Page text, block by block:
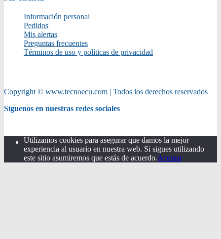
Información personal
Pedidos
Mis alertas
Preguntas frecuentes
Términos de uso y políticas de privacidad
Copyright © www.tecnoecu.com | Todos los derechos reservados
Síguenos en nuestras redes sociales
Utilizamos cookies para asegurar que damos la mejor
experiencia al usuario en nuestra web. Si sigues utilizando
este sitio asumiremos que estás de acuerdo.Aceptar